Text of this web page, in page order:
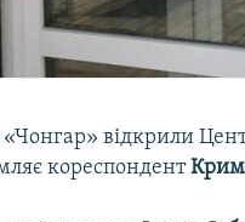
«Чонгар» відкрили
кореспондент